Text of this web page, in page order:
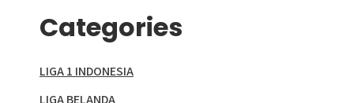
Categories
LIGA 1 INDONESIA
LIGA BELANDA